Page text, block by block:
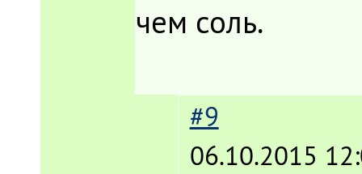
чем соль.
#9
06.10.2015